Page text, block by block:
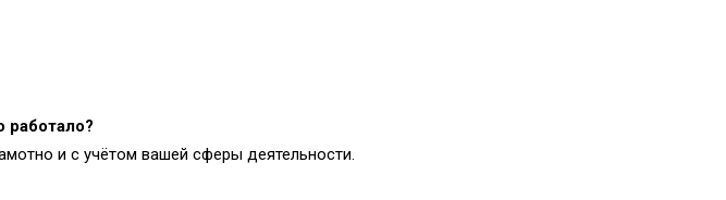
работало?
и с учётом вашей сферы деятельности.